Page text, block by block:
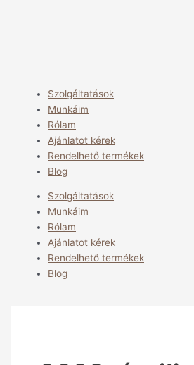
Szolgáltatások
Munkáim
Rólam
Ajánlatot kérek
Rendelhető termékek
Blog
Szolgáltatások
Munkáim
Rólam
Ajánlatot kérek
Rendelhető termékek
Blog